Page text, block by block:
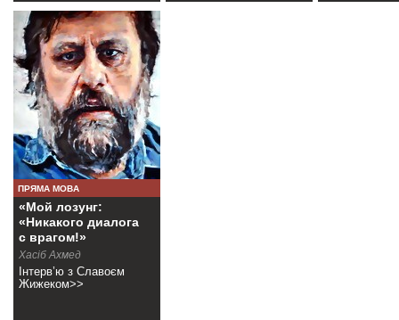
ПРЯМА МОВА
«Мой лозунг:
«Никакого диалога
с врагом!»
Хасіб Ахмед
Інтерв’ю з Славоєм
Жижеком>>